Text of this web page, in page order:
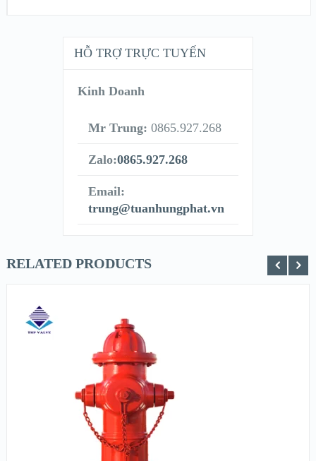
HỖ TRỢ TRỰC TUYẾN
Kinh Doanh
Mr Trung: 0865.927.268
Zalo:0865.927.268
Email:
trung@tuanhungphat.vn
RELATED PRODUCTS
XEM NHANH
XEM CHI TIẾT